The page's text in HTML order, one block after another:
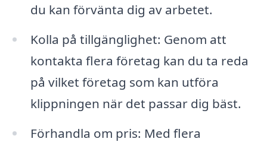
du kan förvänta dig av arbetet.
Kolla på tillgänglighet: Genom att
kontakta flera företag kan du ta reda
på vilket företag som kan utföra
klippningen när det passar dig bäst.
Förhandla om pris: Med flera